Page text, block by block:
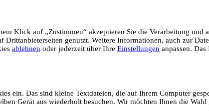
Klick auf „Zustimmen“ akzeptieren Sie die Verarbeitung
genutzt. Weitere Informationen, auch zur
ablehnen oder jederzeit über Ihre Einstellungen anpassen.
ein. Das sind kleine Textdateien, die auf Ihrem Computer
Gerät aus wiederholt besuchen. Wir möchten Ihnen die